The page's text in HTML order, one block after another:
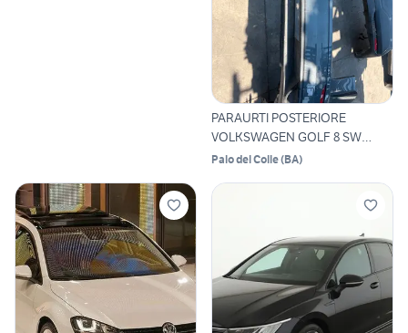
PARAURTI POSTERIORE
VOLKSWAGEN GOLF 8 SW
ANNO:2021
Palo del Colle(BA)